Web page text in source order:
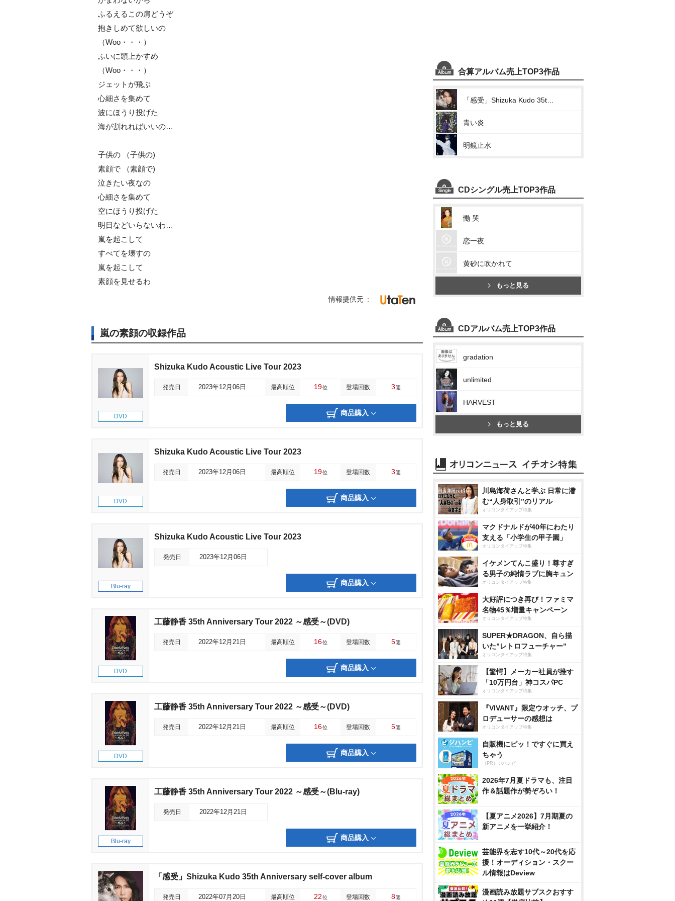
ふるえるこの肩どうぞ
抱きしめて欲しいの
（Woo・・・）
ふいに頭上かすめ
（Woo・・・）
ジェットが飛ぶ
心細さを集めて
波にほうり投げた
海が割れればいいの…
子供の （子供の)
素顔で （素顔で)
泣きたい夜なの
心細さを集めて
空にほうり投げた
明日などいらないわ…
嵐を起こして
すべてを壊すの
嵐を起こして
素顔を見せるわ
情報提供元
嵐の素顔の収録作品
DVD
Shizuka Kudo Acoustic Live Tour 2023
発売日 2023年12月06日 最高順位 19位 登場回数 3週
商品購入
DVD
Shizuka Kudo Acoustic Live Tour 2023
発売日 2023年12月06日 最高順位 19位 登場回数 3週
商品購入
Blu-ray
Shizuka Kudo Acoustic Live Tour 2023
発売日 2023年12月06日
商品購入
DVD
工藤静香 35th Anniversary Tour 2022 ～感受～(DVD)
発売日 2022年12月21日 最高順位 16位 登場回数 5週
商品購入
DVD
工藤静香 35th Anniversary Tour 2022 ～感受～(DVD)
発売日 2022年12月21日 最高順位 16位 登場回数 5週
商品購入
Blu-ray
工藤静香 35th Anniversary Tour 2022 ～感受～(Blu-ray)
発売日 2022年12月21日
商品購入
「感受」Shizuka Kudo 35th Anniversary self-cover album
発売日 2022年07月20日 最高順位 22位 登場回数 8週
合算アルバム売上TOP3作品
青い炎
明鏡止水
CDシングル売上TOP3作品
慟 哭
恋一夜
黄砂に吹かれて
もっと見る
CDアルバム売上TOP3作品
gradation
unlimited
HARVEST
もっと見る
川島海荷さんと学ぶ 日常に潜
む“人身取引”のリアル
オリコンタイアップ特集
マクドナルドが40年にわたり
支える「小学生の甲子園」
オリコンタイアップ特集
イケメンてんこ盛り！尊すぎ
る男子の純情ラブに胸キュン
オリコンタイアップ特集
大好評につき再び！ファミマ
名物45％増量キャンペーン
オリコンタイアップ特集
SUPER★DRAGON、自ら描
いた”レトロフューチャー”
オリコンタイアップ特集
【驚愕】メーカー社員が推す
「10万円台」神コスパPC
オリコンタイアップ特集
『VIVANT』限定ウオッチ、プ
ロデューサーの感想は
オリコンタイアップ特集
自販機にピッ！ですぐに買え
ちゃう
（PR）ジハンピ
2026年7月夏ドラマも、注目
作＆話題作が勢ぞろい！
【夏アニメ2026】7月期夏の
新アニメを一挙紹介！
芸能界を志す10代～20代を応
援！オーディション・スクー
ル情報はDeview
漫画読み放題サブスクおすす